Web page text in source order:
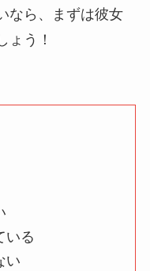
なら、まずは彼女
ょう！
いる
い